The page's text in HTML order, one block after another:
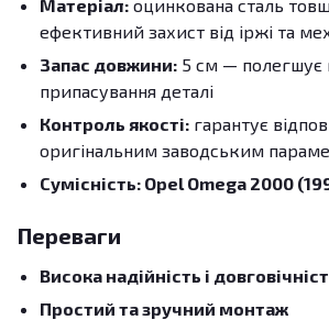
Матеріал: оцинкована сталь
ефективний захист від іржі та
Запас довжини: 5 см — полегшує
припасування деталі
Контроль якості: гарантує
оригінальним заводським
Сумісність: Opel Omega 2000
Переваги
Висока надійність і
Простий та зручний монтаж